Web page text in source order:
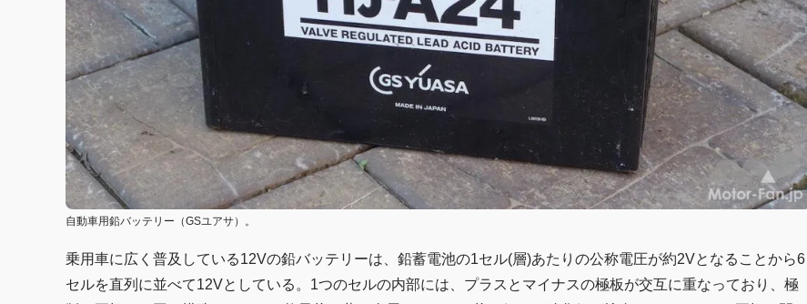
自動車用鉛バッテリー（GSユアサ）。
乗用車に広く普及している12Vの鉛バッテリーは、鉛蓄電池の1セル(層)あたりの公称電圧が約2Vとなることから6
セルを直列に並べて12Vとしている。1つのセルの内部には、プラスとマイナスの極板が交互に重なっており、極